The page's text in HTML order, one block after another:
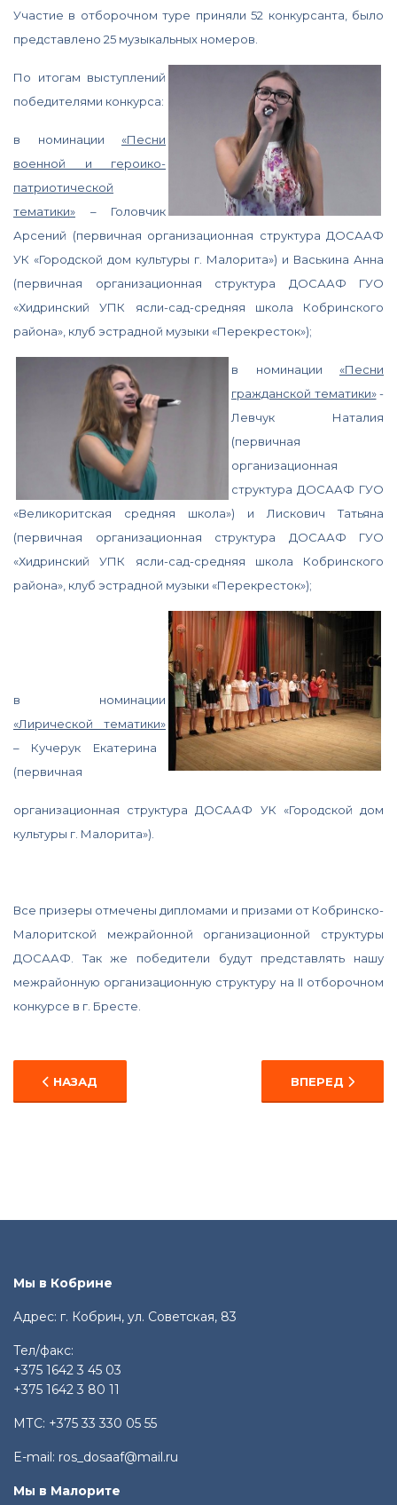
Участие в отборочном туре приняли 52 конкурсанта, было
представлено 25 музыкальных номеров.
По итогам выступлений
победителями конкурса:
в номинации «Песни
военной и героико-
патриотической
тематики» – Головчик
Арсений (первичная организационная структура ДОСААФ
УК «Городской дом культуры г. Малорита») и Васькина Анна
(первичная организационная структура ДОСААФ ГУО
«Хидринский УПК ясли-сад-средняя школа Кобринского
района», клуб эстрадной музыки «Перекресток»);
в номинации «Песни
гражданской тематики»-
Левчук Наталия
(первичная
организационная
структура ДОСААФ ГУО
«Великоритская средняя школа») и Лискович Татьяна
(первичная организационная структура ДОСААФ ГУО
«Хидринский УПК ясли-сад-средняя школа Кобринского
района», клуб эстрадной музыки «Перекресток»);
в номинации
«Лирической тематики»
– Кучерук Екатерина
(первичная
организационная структура ДОСААФ УК «Городской дом
культуры г. Малорита»).
Все призеры отмечены дипломами и призами от Кобринско-
Малоритской межрайонной организационной структуры
ДОСААФ. Так же победители будут представлять нашу
межрайонную организационную структуру на II отборочном
конкурсе в г. Бресте.
ПРЕДЫДУЩИЙ: НА ТОЧНОСТЬ И САМООБЛАДАНИЕ.
НАЗАД СЛЕДУЮЩИЙ:
ВПЕРЕД
Мы в Кобрине
Адрес: г. Кобрин, ул. Советская, 83
Тел/факс:
+375 1642 3 45 03
+375 1642 3 80 11
МТС: +375 33 330 05 55
E-mail: ros_dosaaf@mail.ru
Мы в Малорите